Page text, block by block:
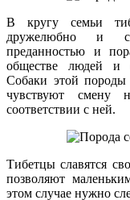
В кругу семьи
дружелюбно и
преданностью и
обществе людей и
Собаки этой
чувствуют смену
соответствии с ней.
Тибетцы славятся
позволяют
этом случае нужно